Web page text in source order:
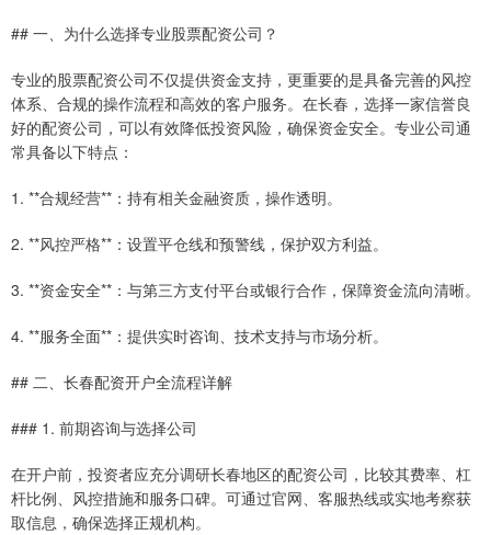
## 一、为什么选择专业股票配资公司？
专业的股票配资公司不仅提供资金支持，更重要的是具备完善的风控
体系、合规的操作流程和高效的客户服务。在长春，选择一家信誉良
好的配资公司，可以有效降低投资风险，确保资金安全。专业公司通
常具备以下特点：
1. **合规经营**：持有相关金融资质，操作透明。
2. **风控严格**：设置平仓线和预警线，保护双方利益。
3. **资金安全**：与第三方支付平台或银行合作，保障资金流向清晰。
4. **服务全面**：提供实时咨询、技术支持与市场分析。
## 二、长春配资开户全流程详解
### 1. 前期咨询与选择公司
在开户前，投资者应充分调研长春地区的配资公司，比较其费率、杠
杆比例、风控措施和服务口碑。可通过官网、客服热线或实地考察获
取信息，确保选择正规机构。